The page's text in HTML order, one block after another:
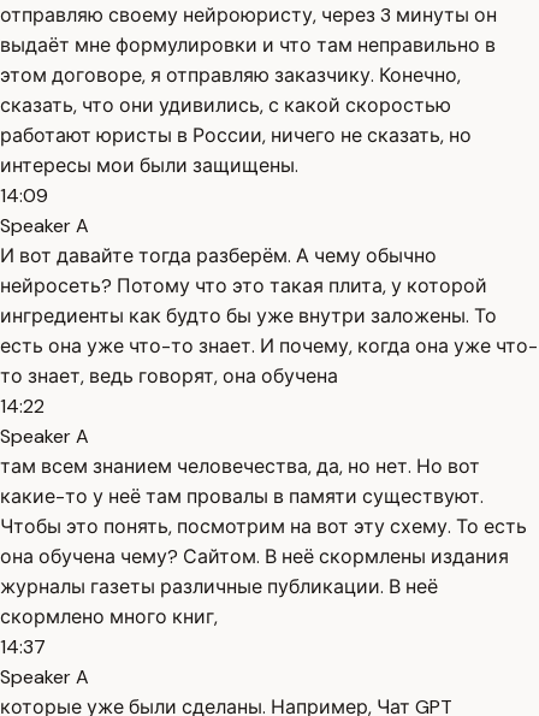
отправляю своему нейроюристу, через 3 минуты он
выдаёт мне формулировки и что там неправильно в
этом договоре, я отправляю заказчику. Конечно,
сказать, что они удивились, с какой скоростью
работают юристы в России, ничего не сказать, но
интересы мои были защищены.
14:09
Speaker A
И вот давайте тогда разберём. А чему обычно
нейросеть? Потому что это такая плита, у которой
ингредиенты как будто бы уже внутри заложены. То
есть она уже что-то знает. И почему, когда она уже что-
то знает, ведь говорят, она обучена
14:22
Speaker A
там всем знанием человечества, да, но нет. Но вот
какие-то у неё там провалы в памяти существуют.
Чтобы это понять, посмотрим на вот эту схему. То есть
она обучена чему? Сайтом. В неё скормлены издания
журналы газеты различные публикации. В неё
скормлено много книг,
14:37
Speaker A
которые уже были сделаны. Например, Чат GPT